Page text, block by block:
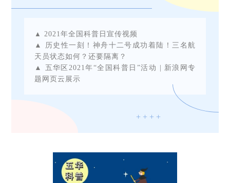
▲
2021年全国科普日宣传视频
▲
历史性一刻！神舟十二号成功着陆！三名航
天员状态如何？还要隔离？
▲
五华区2021年“全国科普日”活动 | 新浪网专
题网页云展示
+ + + +